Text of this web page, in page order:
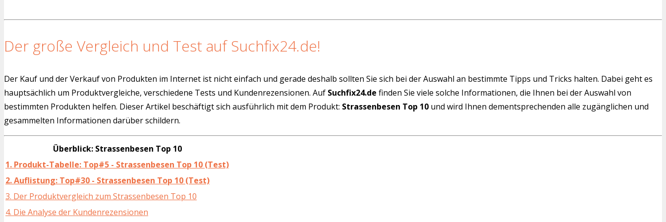
Der große Vergleich und Test auf Suchfix24.de!
Der Kauf und der Verkauf von Produkten im Internet ist nicht einfach und gerade deshalb sollten Sie sich bei der Auswahl an bestimmte Tipps und Tricks halten. Dabei geht es
hauptsächlich um Produktvergleiche, verschiedene Tests und Kundenrezensionen. Auf Suchfix24.de finden Sie viele solche Informationen, die Ihnen bei der Auswahl von
bestimmten Produkten helfen. Dieser Artikel beschäftigt sich ausführlich mit dem Produkt: Strassenbesen Top 10 und wird Ihnen dementsprechenden alle zugänglichen und
gesammelten Informationen darüber schildern.
Überblick: Strassenbesen Top 10
1. Produkt-Tabelle: Top#5 - Strassenbesen Top 10 (Test)
2. Auflistung: Top#30 - Strassenbesen Top 10 (Test)
3. Der Produktvergleich zum Strassenbesen Top 10
4. Die Analyse der Kundenrezensionen